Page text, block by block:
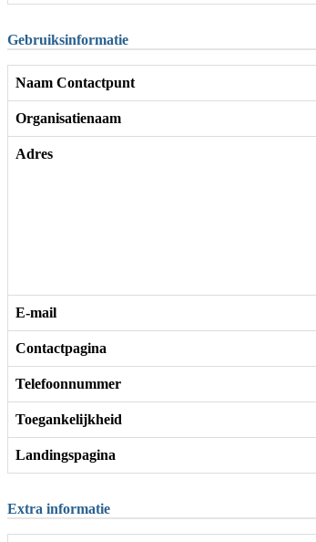
Gebruiksinformatie
Naam Contactpunt
Organisatienaam
Adres
E-mail
Contactpagina
Telefoonnummer
Toegankelijkheid
Landingspagina
Extra informatie